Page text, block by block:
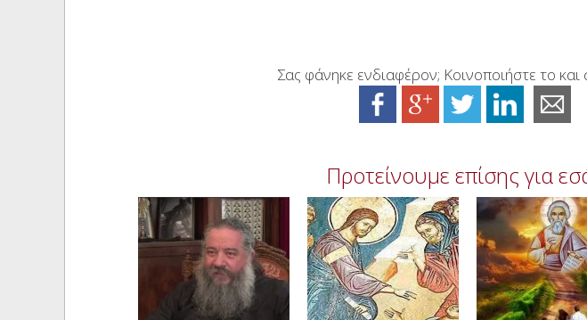
Σας φάνηκε ενδιαφέρον; Κοινοποιήστε το και
Προτείνουμε επίσης για